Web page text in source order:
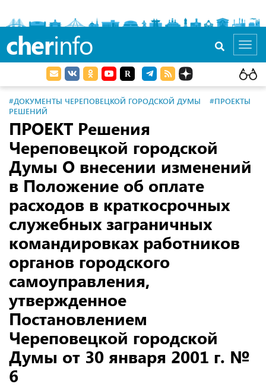
cherinfo
#ДОКУМЕНТЫ ЧЕРЕПОВЕЦКОЙ ГОРОДСКОЙ ДУМЫ
#ПРОЕКТЫ
РЕШЕНИЙ
ПРОЕКТ Решения
Череповецкой городской
Думы О внесении изменений
в Положение об оплате
расходов в краткосрочных
служебных заграничных
командировках работников
органов городского
самоуправления,
утвержденное
Постановлением
Череповецкой городской
Думы от 30 января 2001 г. №
6